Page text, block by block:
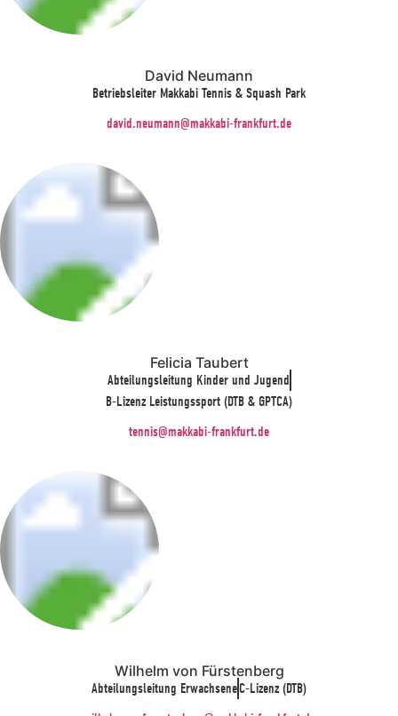
David Neumann
Betriebsleiter Makkabi Tennis & Squash Park
david.neumann@makkabi-frankfurt.de
Felicia Taubert
Abteilungsleitung Kinder und Jugend
B-Lizenz Leistungssport (DTB & GPTCA)
tennis@makkabi-frankfurt.de
Wilhelm von Fürstenberg
Abteilungsleitung ErwachseneC-Lizenz (DTB)